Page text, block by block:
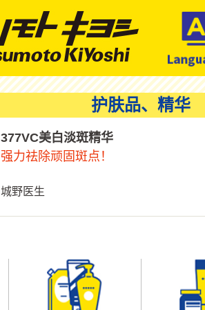
护肤品、精华
377VC美白淡斑精华
强力祛除顽固斑点！
城野医生